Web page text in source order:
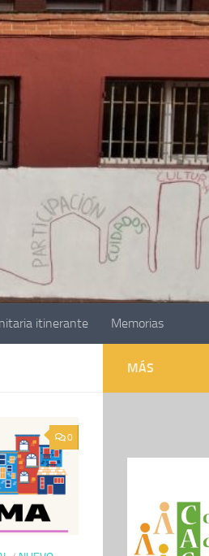
itinerante Memorias
0
MÁS